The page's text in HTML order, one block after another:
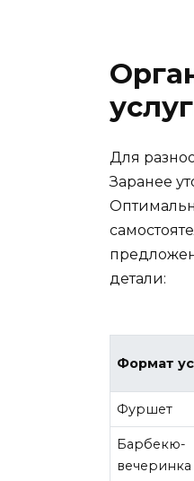
Для
Заранее
детали:
Формат
Фуршет
Барбекю-
вечеринка